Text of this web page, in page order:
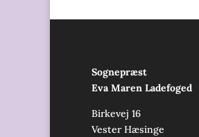
Sognepræst
Eva Maren Ladefoged
Birkevej 16
Vester Hæsinge